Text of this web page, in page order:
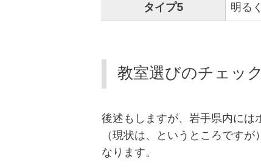
タイプ5 明る
教室選びのチェッ
後述もしますが、岩手県内には
（現状は、というところです
なります。